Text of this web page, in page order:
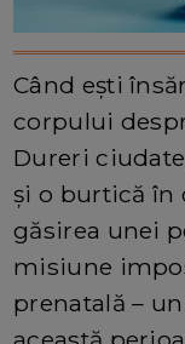
Când ești
corpului
Dureri
și o burtică în
găsirea unei
misiune
prenatală –